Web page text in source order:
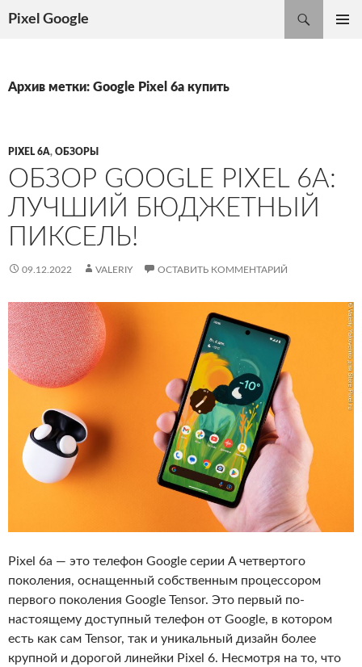
Pixel Google
Архив метки: Google Pixel 6a купить
PIXEL 6A, ОБЗОРЫ
ОБЗОР GOOGLE PIXEL 6A:
ЛУЧШИЙ БЮДЖЕТНЫЙ
ПИКСЕЛЬ!
09.12.2022 VALERIY ОСТАВИТЬ КОММЕНТАРИЙ
Pixel 6a — это телефон Google серии A четвертого
поколения, оснащенный собственным процессором
первого поколения Google Tensor. Это первый по-
настоящему доступный телефон от Google, в котором
есть как сам Tensor, так и уникальный дизайн более
крупной и дорогой линейки Pixel 6. Несмотря на то, что